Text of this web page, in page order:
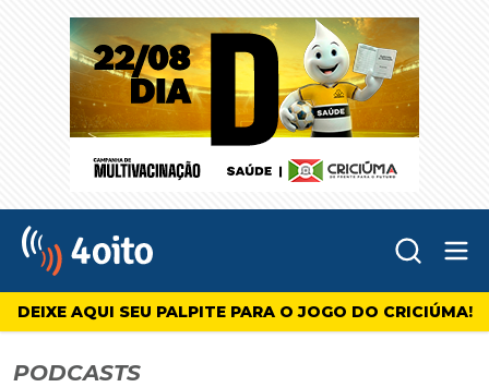
4oito
DEIXE AQUI SEU PALPITE PARA O JOGO DO CRICIÚMA!
PODCASTS